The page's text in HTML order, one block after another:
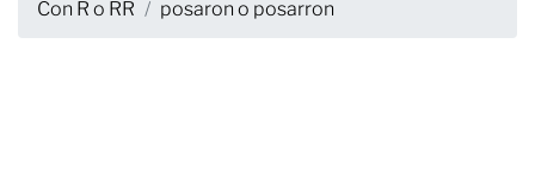
Con R o RR posaron o posarron